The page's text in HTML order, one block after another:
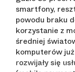
smartfony,
powodu braku
korzystanie z
średniej
komputerów
rozwijały się